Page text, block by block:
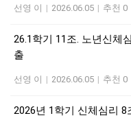
선영 이 | 2026.06.05 | 추천 0
26.1학기 11조. 노년신체
출
선영 이 | 2026.06.05 | 추천 0
2026년 1학기 신체심리 8